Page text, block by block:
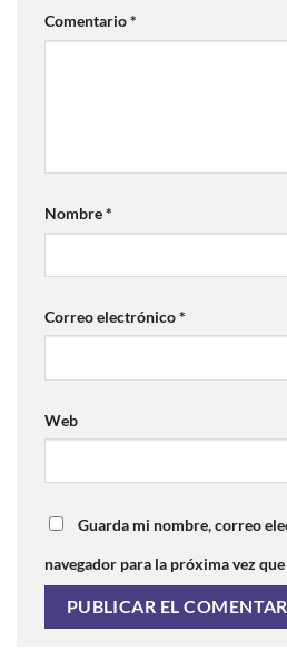
Comentario*
Nombre*
Correo electrónico*
Web
Guarda mi nombre, correo
navegador para la próxima vez